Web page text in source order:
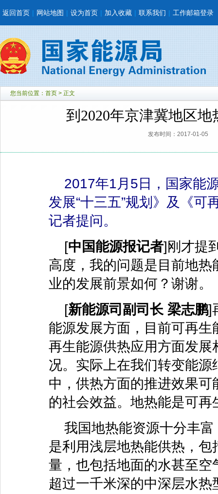
返回首页 | 网站地图 | 设为首页 | 加入收藏 | 联系我们 | 工作邮箱登录
您当前位置： 首页 > 正文
到2020年京津冀地区
发布时间：2017-01-05
2017年1月5日，国家能
发展“十三五”规划》及《可
记者提问。
[中国能源报记者]刚才提
高度，我的问题是目前地
业的发展前景如何？谢谢。
[新能源司副司长 梁志鹏]
能源发展方面，目前可再
再生能源供热应用方面发
况。实际上在我们转变能
中，供热方面的推进效果
的社会效益。地热能是可
我国地热能资源十分丰富
是利用浅层地热能供热，
量，也包括地面的水甚至
超过一千米深的中深层水